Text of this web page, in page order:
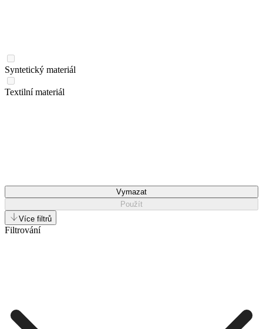
Syntetický materiál
Textilní materiál
Vymazat
Použít
Více filtrů
Filtrování